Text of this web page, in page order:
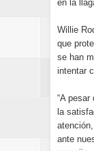
en la
Willie
que
se han
intentar
“A
la
ante